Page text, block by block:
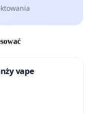
vape